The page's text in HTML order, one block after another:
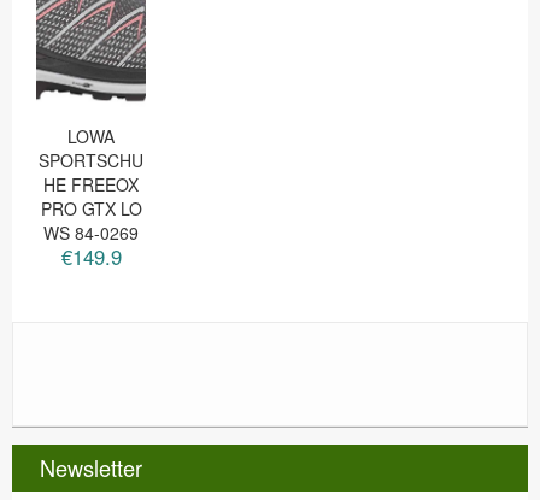
LOWA
SPORTSCHU
HE FREEOX
PRO GTX LO
WS 84-0269
€149.9
Newsletter